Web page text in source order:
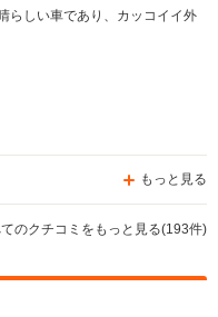
らしい車であり、カッコイイ外
もっと見る
のクチコミをもっと見る(193件)